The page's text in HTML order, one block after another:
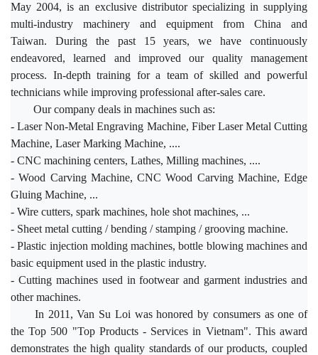
May 2004, is an exclusive distributor specializing in supplying
multi-industry machinery and equipment from China and
Taiwan. During the past 15 years, we have continuously
endeavored, learned and improved our quality management
process. In-depth training for a team of skilled and powerful
technicians while improving professional after-sales care.
Our company deals in machines such as:
- Laser Non-Metal Engraving Machine, Fiber Laser Metal Cutting
Machine, Laser Marking Machine, ....
- CNC machining centers, Lathes, Milling machines, ....
- Wood Carving Machine, CNC Wood Carving Machine, Edge
Gluing Machine, ...
- Wire cutters, spark machines, hole shot machines, ...
- Sheet metal cutting / bending / stamping / grooving machine.
- Plastic injection molding machines, bottle blowing machines and
basic equipment used in the plastic industry.
- Cutting machines used in footwear and garment industries and
other machines.
In 2011, Van Su Loi was honored by consumers as one of
the Top 500 "Top Products - Services in Vietnam". This award
demonstrates the high quality standards of our products, coupled